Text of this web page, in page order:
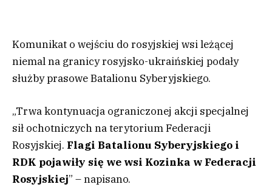
Komunikat o wejściu do rosyjskiej wsi leżącej
niemal na granicy rosyjsko-ukraińskiej podały
służby prasowe Batalionu Syberyjskiego.
„Trwa kontynuacja ograniczonej akcji specjalnej
sił ochotniczych na terytorium Federacji
Rosyjskiej. Flagi Batalionu Syberyjskiego i
RDK pojawiły się we wsi Kozinka w Federacji
Rosyjskiej” – napisano.